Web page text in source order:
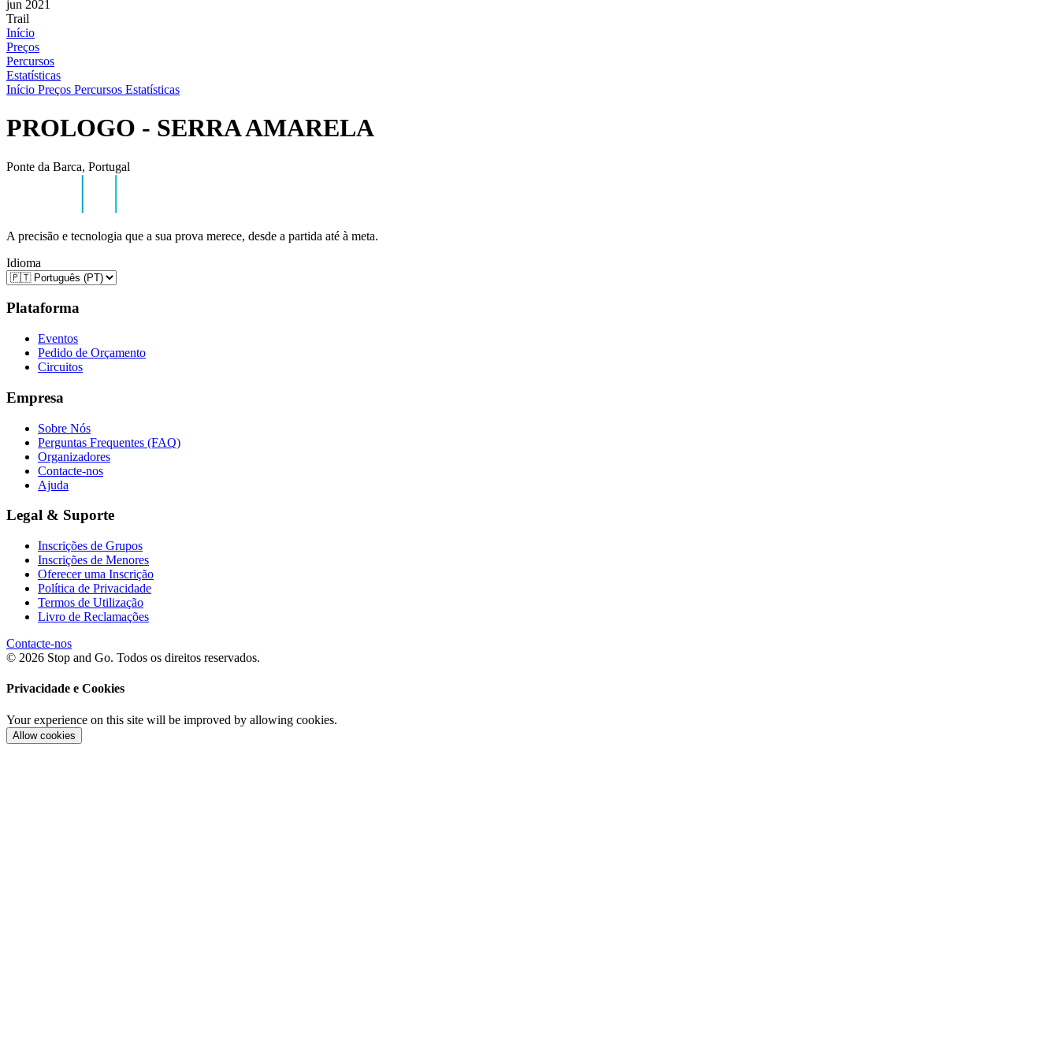
jun 2021
Trail
Início
Preços
Percursos
Estatísticas
Início Preços Percursos Estatísticas
PROLOGO - SERRA AMARELA
Ponte da Barca, Portugal
A precisão e tecnologia que a sua prova merece, desde a partida até à meta.
Idioma
Plataforma
Eventos
Pedido de Orçamento
Circuitos
Empresa
Sobre Nós
Perguntas Frequentes (FAQ)
Organizadores
Contacte-nos
Ajuda
Legal & Suporte
Inscrições de Grupos
Inscrições de Menores
Oferecer uma Inscrição
Política de Privacidade
Termos de Utilização
Livro de Reclamações
Contacte-nos
© 2026 Stop and Go. Todos os direitos reservados.
Privacidade e Cookies
Your experience on this site will be improved by allowing cookies.
Allow cookies